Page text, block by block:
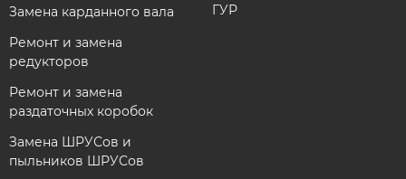
Замена карданного вала
Ремонт и замена
редукторов
Ремонт и замена
раздаточных коробок
Замена ШРУСов и
пыльников ШРУСов
ГУР